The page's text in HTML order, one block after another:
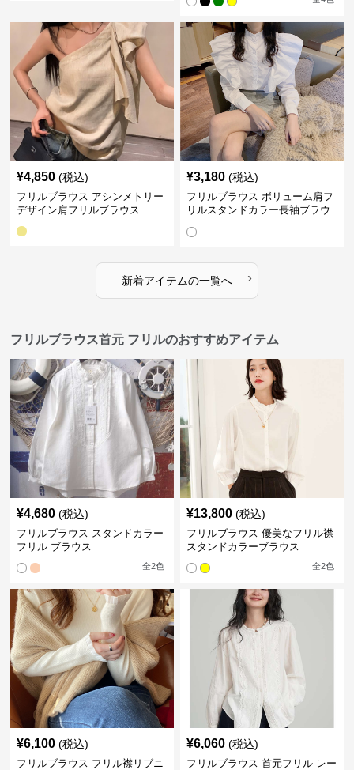
¥4,850 (税込)
フリルブラウス アシンメトリー
デザイン肩フリルブラウス
¥3,180 (税込)
フリルブラウス ボリューム肩フ
リルスタンドカラー長袖ブラウ
新着アイテムの一覧へ ›
フリルブラウス首元 フリルのおすすめアイテム
¥4,680 (税込)
フリルブラウス スタンドカラー
フリル ブラウス
全2色
¥13,800 (税込)
フリルブラウス 優美なフリル襟
スタンドカラーブラウス
全2色
¥6,100 (税込)
フリルブラウス フリル襟リブニ
¥6,060 (税込)
フリルブラウス 首元フリル レー